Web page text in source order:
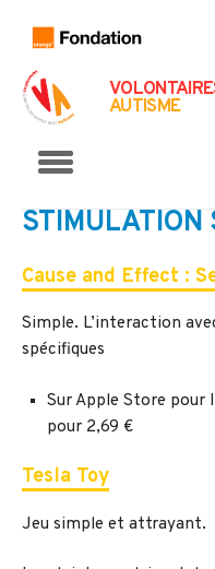
AUTISME
STIMULATION
Cause and Effect :
Simple. L’interaction
spécifiques
Sur Apple Store pour
pour 2,69 €
Tesla Toy
Jeu simple et attrayant.